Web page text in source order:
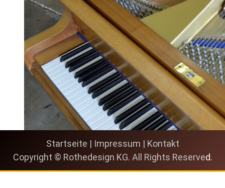
Startseite | Impressum | Kontakt
Copyright © Rothedesign KG. All Rights Reserved.